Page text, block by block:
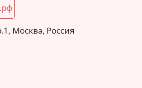
Москва, Россия